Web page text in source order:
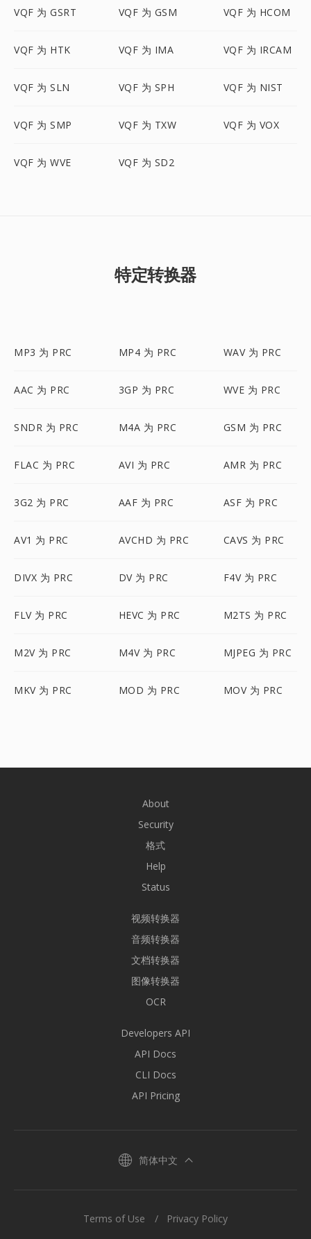
VQF 为 GSRT VQF 为 GSM VQF 为 HCOM
VQF 为 HTK VQF 为 IMA VQF 为 IRCAM
VQF 为 SLN VQF 为 SPH VQF 为 NIST
VQF 为 SMP VQF 为 TXW VQF 为 VOX
VQF 为 WVE VQF 为 SD2
特定转换器
MP3 为 PRC MP4 为 PRC WAV 为 PRC
AAC 为 PRC 3GP 为 PRC WVE 为 PRC
SNDR 为 PRC M4A 为 PRC GSM 为 PRC
FLAC 为 PRC AVI 为 PRC AMR 为 PRC
3G2 为 PRC AAF 为 PRC ASF 为 PRC
AV1 为 PRC AVCHD 为 PRC CAVS 为 PRC
DIVX 为 PRC DV 为 PRC F4V 为 PRC
FLV 为 PRC HEVC 为 PRC M2TS 为 PRC
M2V 为 PRC M4V 为 PRC MJPEG 为 PRC
MKV 为 PRC MOD 为 PRC MOV 为 PRC
About
Security
格式
Help
Status
视频转换器
音频转换器
文档转换器
图像转换器
OCR
Developers API
API Docs
CLI Docs
API Pricing
简体中文
Terms of Use Privacy Policy